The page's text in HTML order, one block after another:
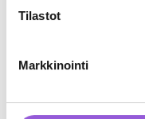
Tilastot
Markkinointi